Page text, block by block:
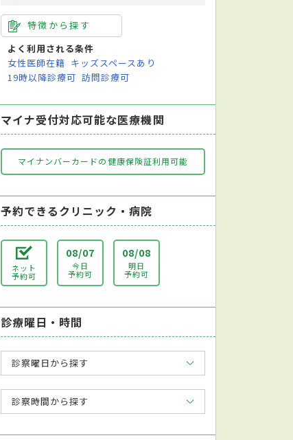
特徴から探す
よく利用される条件
女性医師在籍 キッズスペースあり
19時以降診療可 訪問診療可
マイナ受付対応可能な医療機関
マイナンバーカードの健康保険証利用可能
予約できるクリニック・病院
ネット
予約可
08/07
今日
予約可
08/08
明日
予約可
診療曜日・時間
診察曜日から探す
診察時間から探す